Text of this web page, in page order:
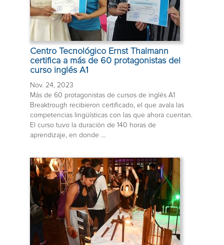
Centro Tecnológico Ernst Thalmann
certifica a más de 60 protagonistas del
curso inglés A1
Nov. 24, 2023
Más de 60 protagonistas de cursos de inglés A1
Breaktrough recibieron certificado, el que avala las
competencias lingüísticas con las que ahora cuentan.
El curso tuvo la duración de 140 horas de
aprendizaje, en donde ...